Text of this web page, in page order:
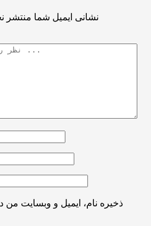
نشانی ایمیل شما منتشر
ذخیره نام، ایمیل و وبسایت من